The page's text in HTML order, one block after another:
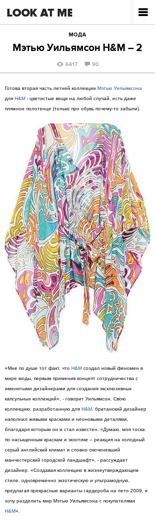
МОДА
Мэтью Уильямсон H&M – 2
6417 90
Готова вторая часть летней коллекции Мэтью Уильямсона
для H&M - цветистые вещи на любой случай, есть даже
пляжное полотенце (только про обувь почему-то забыли).
«Мне по душе тот факт, что H&M создал новый феномен в
мире моды, первым применив концепт сотрудничества с
именитыми дизайнерами для создания эксклюзивных
капсульных коллекций», - говорит Уильямсон. Свою
коллекцию, разработанную для H&M , британский дизайнер
наполнил живыми красками и неоновыми деталями,
благодаря которым он и стал известен. «Думаю, моя тоска
по насыщенным краскам и экзотике – реакция на холодный
серый английский климат и словно окоченевший
манчестерский городской ландшафт», - рассуждает
дизайнер. «Создавая коллекцию в жизнеутверждающем
стиле, одновременно экзотическую и ультрамодную,
предлагая прекрасные варианты гардероба на лето 2009, я
хочу разделить мир Мэтью Уильямсона с покупателями
H&M».